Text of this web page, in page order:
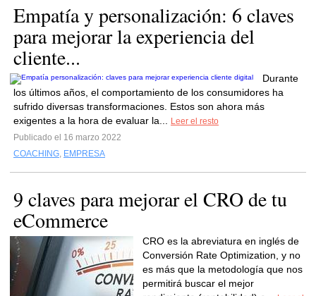
Empatía y personalización: 6 claves
para mejorar la experiencia del
cliente...
Durante
los últimos años, el comportamiento de los consumidores ha
sufrido diversas transformaciones. Estos son ahora más
exigentes a la hora de evaluar la...
Leer el resto
Publicado el 16 marzo 2022
COACHING, EMPRESA
9 claves para mejorar el CRO de tu
eCommerce
CRO es la abreviatura en inglés de
Conversión Rate Optimization, y no
es más que la metodología que nos
permitirá buscar el mejor